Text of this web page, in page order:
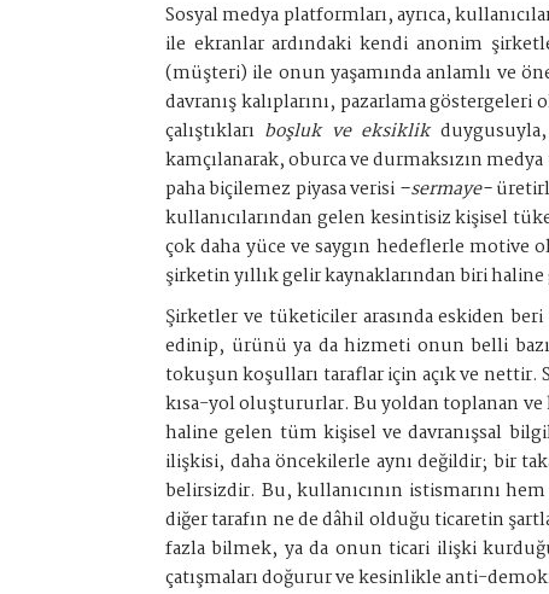
Sosyal medya platformları, ayrıca,
ile ekranlar ardındaki kendi anonim
(müşteri) ile onun yaşamında anlamlı ve
davranış kalıplarını, pazarlama
çalıştıkları boşluk ve eksiklik
kamçılanarak, oburca ve durmaksızın
paha biçilemez piyasa verisi –sermaye-
kullanıcılarından gelen kesintisiz kişisel
çok daha yüce ve saygın hedeflerle motive
şirketin yıllık gelir kaynaklarından biri
Şirketler ve tüketiciler arasında eskiden
edinip, ürünü ya da hizmeti onun belli bazı
tokuşun koşulları taraflar için açık ve nettir.
kısa-yol oluştururlar. Bu yoldan toplanan ve
haline gelen tüm kişisel ve davranışsal
ilişkisi, daha öncekilerle aynı değildir; bir
belirsizdir. Bu, kullanıcının istismarını
diğer tarafın ne de dâhil olduğu ticaretin
fazla bilmek, ya da onun ticari ilişki
çatışmaları doğurur ve kesinlikle anti-